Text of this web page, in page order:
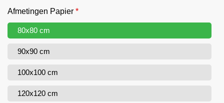
Afmetingen Papier *
80x80 cm
90x90 cm
100x100 cm
120x120 cm